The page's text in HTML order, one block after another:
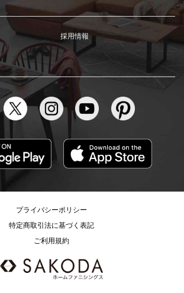
採用情報
プライバシーポリシー
特定商取引法に基づく表記
ご利用規約